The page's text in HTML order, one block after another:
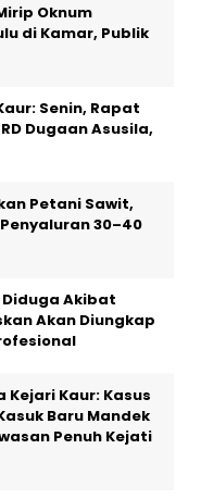
Oknum
di Kamar, Publik
Senin, Rapat
Dugaan Asusila,
Petani Sawit,
30–40
Akibat
Akan Diungkap
Kejari Kaur: Kasus
Baru Mandek
Penuh Kejati